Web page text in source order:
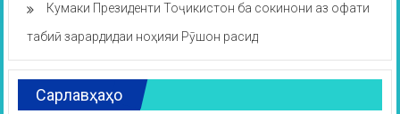
Кумаки Президенти Тоҷикистон ба сокинони аз офати
табиӣ зарардидаи ноҳияи Рӯшон расид
Сарлавҳаҳо